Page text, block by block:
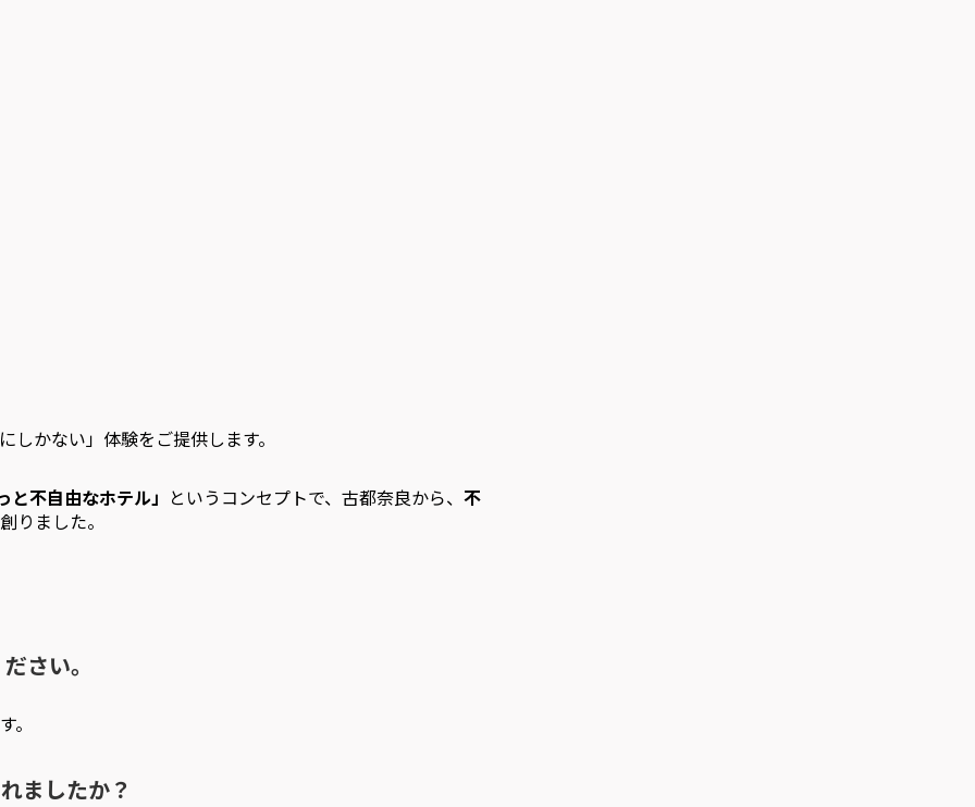
しかない」体験をご提供します。
と不自由なホテル」 というコンセプトで、古都奈良から、 不
りました。
さい。
。
ましたか？